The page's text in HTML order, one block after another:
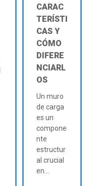
CARAC
TERÍSTI
CAS Y
CÓMO
DIFERE
NCIARL
OS
Un muro
de carga
es un
compone
nte
estructur
al crucial
en...